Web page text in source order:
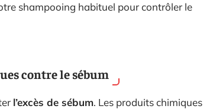
shampooing habituel pour contrôler le
contre le sébum
l’excès de sébum. Les produits chimiques